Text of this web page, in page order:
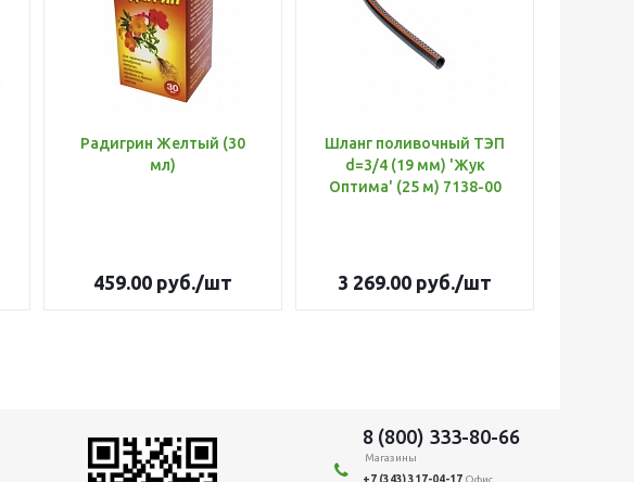
Радигрин Желтый (30
мл)
459.00 руб./шт
Шланг поливочный ТЭП
d=3/4 (19 мм) 'Жук
Оптима' (25 м) 7138-00
3 269.00 руб./шт
8 (800) 333-80-66
Магазины
+7 (343) 317-04-17 Офис